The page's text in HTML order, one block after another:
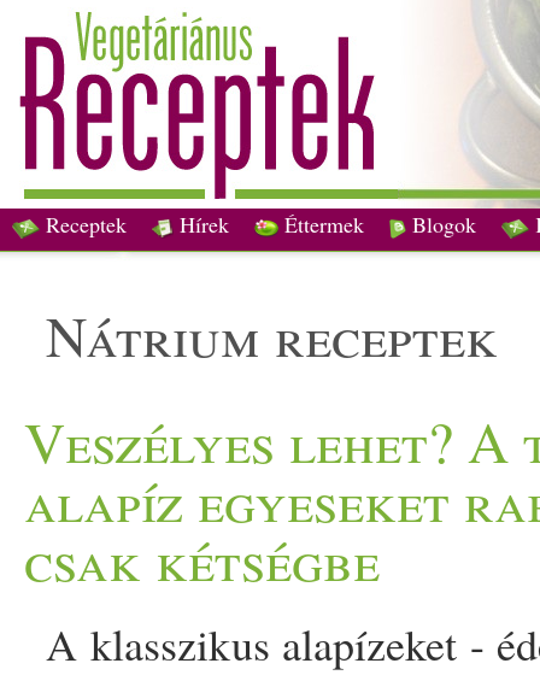
Receptek Hírek Éttermek Blogok
nátrium receptek
Veszélyes lehet?
alapíz egyeseket
csak kétségbe
A klasszikus alapízeket -